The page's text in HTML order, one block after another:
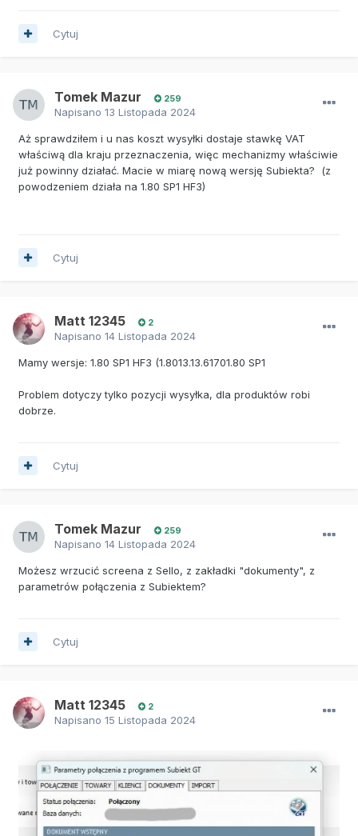
Cytuj
Tomek Mazur 259
Napisano 13 Listopada 2024
Aż sprawdziłem i u nas koszt wysyłki dostaje stawkę VAT
właściwą dla kraju przeznaczenia, więc mechanizmy właściwie
już powinny działać. Macie w miarę nową wersję Subiekta? (z
powodzeniem działa na 1.80 SP1 HF3)
Cytuj
Matt 12345 2
Napisano 14 Listopada 2024
Mamy wersje: 1.80 SP1 HF3 (1.8013.13.61701.80 SP1
Problem dotyczy tylko pozycji wysyłka, dla produktów robi
dobrze.
Cytuj
Tomek Mazur 259
Napisano 14 Listopada 2024
Możesz wrzucić screena z Sello, z zakładki "dokumenty", z
parametrów połączenia z Subiektem?
Cytuj
Matt 12345 2
Napisano 15 Listopada 2024